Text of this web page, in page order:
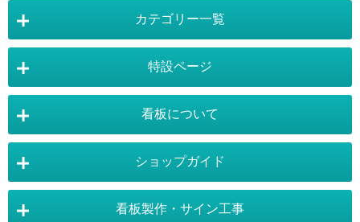
店舗詳細情報
運営会社 :株式会社トレード
〒454-0011 愛知県 名古屋市中川区山王4-5-10
TEL:052-265-7603 FAX:052-350-2662
お気軽にお問い合わせ下さい。
カテゴリー一覧
スタンド看板：オプション バナースタンド
自立看板 フロアサイン／路面表示
壁面看板
特設ページ
バナースタンド特設ページ 大型看板・突出看板特設ページ
看板について
看板設置のきまり 看板の用語集
ショップガイド
看板製作・サイン工事